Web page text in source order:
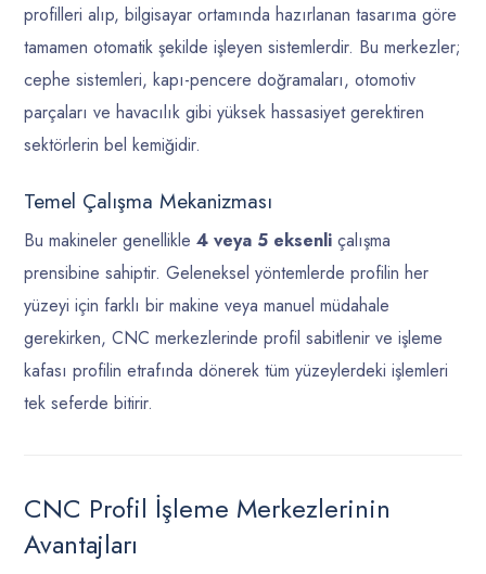
profilleri alıp, bilgisayar ortamında hazırlanan tasarıma göre
tamamen otomatik şekilde işleyen sistemlerdir. Bu merkezler;
cephe sistemleri, kapı-pencere doğramaları, otomotiv
parçaları ve havacılık gibi yüksek hassasiyet gerektiren
sektörlerin bel kemiğidir.
Temel Çalışma Mekanizması
Bu makineler genellikle4 veya 5 eksenli çalışma
prensibine sahiptir. Geleneksel yöntemlerde profilin her
yüzeyi için farklı bir makine veya manuel müdahale
gerekirken, CNC merkezlerinde profil sabitlenir ve işleme
kafası profilin etrafında dönerek tüm yüzeylerdeki işlemleri
tek seferde bitirir.
CNC Profil İşleme Merkezlerinin
Avantajları